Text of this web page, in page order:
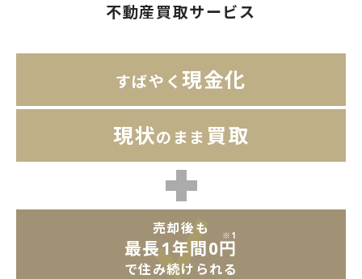
不動産買取サービス
すばやく現金化
現状のまま 買取
売却後も
最長1年間0円
※1
で住み続けられる